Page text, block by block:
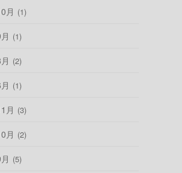
月 (1)
(1)
(2)
(1)
月 (3)
月 (2)
(5)